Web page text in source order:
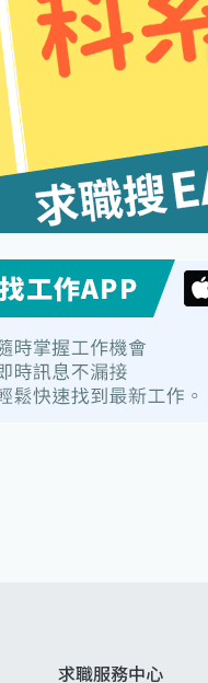
求職服務中心